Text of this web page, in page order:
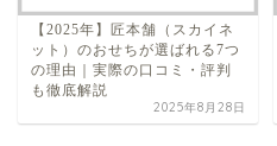
【2025年】匠本舗（スカイネ
ット）のおせちが選ばれる7つ
の理由｜実際の口コミ・評判
も徹底解説
2025年8月28日